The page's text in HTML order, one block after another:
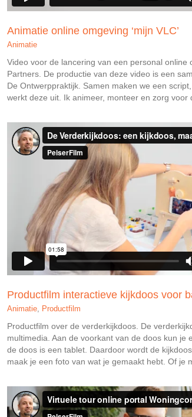
Animatie online omgeving ‘mijn VLC’
Animatie
Video voor de lancering van een personal
Partners. De productie van deze video is een
De Ontwerppraktijk. Samen maken we een
werkt deze uit. Ik animeer, monteer en zorg voor
Productfilm interactieve kijkdoos voor
Animatie Productfilm
Productfilm over de verderkijkdoos. De
multimedia. Aan de voorkant van de doos kun
de doos is een tablet. Daardoor wordt de
maak je een foto van wat je gemaakt hebt. Of je